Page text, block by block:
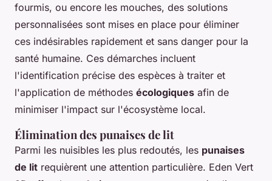
fourmis, ou encore les mouches, des solutions
personnalisées sont mises en place pour éliminer
ces indésirables rapidement et sans danger pour la
santé humaine. Ces démarches incluent
l'identification précise des espèces à traiter et
l'application de méthodes écologiques afin de
minimiser l'impact sur l'écosystème local.
Élimination des punaises de lit
Parmi les nuisibles les plus redoutés, les punaises
de lit requièrent une attention particulière. Eden Vert